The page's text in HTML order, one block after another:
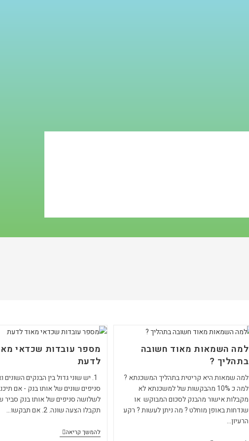
למה השמאות מאוד חשובה
בתהליך ?
למה שמאות היא קריטית בתהליך המשכנתא ?
למה כ 10% מהבקשות של למשכנתא לא
מקבלות אישור מהבנק לסכום המבוקש או
שנדחות באופן מוחלט ? מה ניתן לעשות ? רקע
הרעיון…
מספר עובדות שכדאי
לדעת
1. יש שוני גדול בין הבנקים השונים
סניפים שונים של אותו בנק - אם
לשלושה סניפים של אותו בנק סביר
תקבלו הצעה שונה. 2. אם תבקשו…
להמשך קריאה